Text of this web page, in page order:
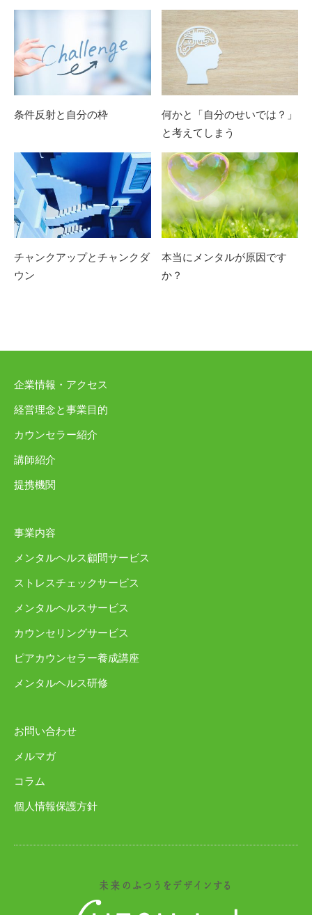
条件反射と自分の枠
何かと「自分のせいでは？」
と考えてしまう
チャンクアップとチャンクダ
ウン
本当にメンタルが原因です
か？
企業情報・アクセス
経営理念と事業目的
カウンセラー紹介
講師紹介
提携機関
事業内容
メンタルヘルス顧問サービス
ストレスチェックサービス
メンタルヘルスサービス
カウンセリングサービス
ピアカウンセラー養成講座
メンタルヘルス研修
お問い合わせ
メルマガ
コラム
個人情報保護方針